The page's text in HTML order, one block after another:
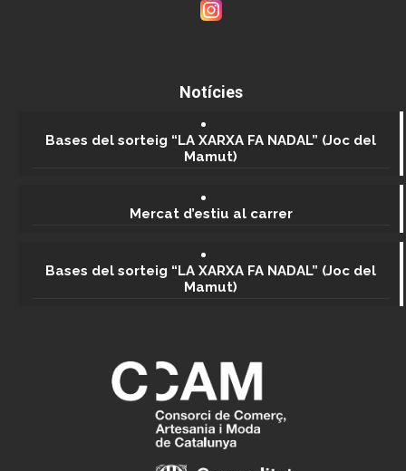
Notícies
Bases del sorteig “LA XARXA FA NADAL” (Joc del
Mamut)
Mercat d’estiu al carrer
Bases del sorteig “LA XARXA FA NADAL” (Joc del
Mamut)